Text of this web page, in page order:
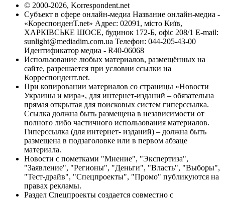
© 2000-2026, Korrespondent.net
Субъект в сфере онлайн-медиа Название онлайн-медиа -
«КореспонденТ.net» Адрес: 02091, місто Київ,
ХАРКІВСЬКЕ ШОСЕ, будинок 172-Б, офіс 208/1 E-mail:
sunlight@mediadim.com.ua Телефон: 044-205-43-00
Идентификатор медиа - R40-06068
Использование любых материалов, размещённых на
сайте, разрешается при условии ссылки на
Корреспондент.net.
При копировании материалов со страницы «Новости
Украины и мира», для интернет-изданий – обязательна
прямая открытая для поисковых систем гиперссылка.
Ссылка должна быть размещена в независимости от
полного либо частичного использования материалов.
Гиперссылка (для интернет- изданий) – должна быть
размещена в подзаголовке или в первом абзаце
материала.
Новости с пометками "Мнение", "Экспертиза",
"Заявление", "Регионы", "Деньги", "Власть", "Выборы",
"Тест-драйв", "Спецпроекты", "Промо" публикуются на
правах рекламы.
Раздел Спецпроекты создается совместно с